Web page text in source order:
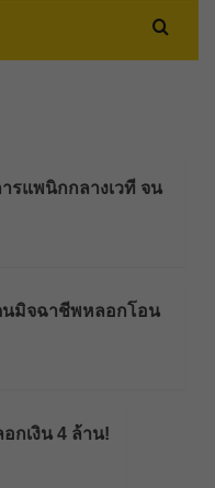
รแพนิกกลางเวที จน
นมิจฉาชีพหลอกโอน
กเงิน 4 ล้าน!